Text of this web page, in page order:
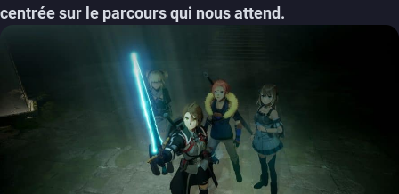
centrée sur le parcours qui nous attend.